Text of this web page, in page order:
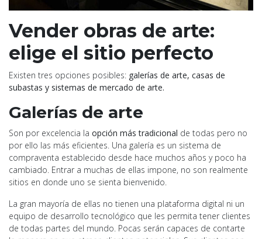
Vender obras de arte:
elige el sitio perfecto
Existen tres opciones posibles: galerías de arte, casas de
subastas y sistemas de mercado de arte.
Galerías de arte
Son por excelencia la opción más tradicional de todas pero no
por ello las más eficientes. Una galería es un sistema de
compraventa establecido desde hace muchos años y poco ha
cambiado. Entrar a muchas de ellas impone, no son realmente
sitios en donde uno se sienta bienvenido.
La gran mayoría de ellas no tienen una plataforma digital ni un
equipo de desarrollo tecnológico que les permita tener clientes
de todas partes del mundo. Pocas serán capaces de contarte